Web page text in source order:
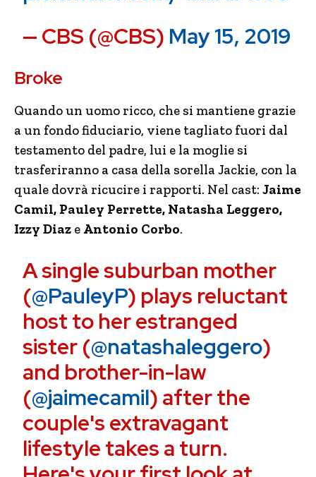
— CBS (@CBS) May 15, 2019
Broke
Quando un uomo ricco, che si mantiene grazie
a un fondo fiduciario, viene tagliato fuori dal
testamento del padre, lui e la moglie si
trasferiranno a casa della sorella Jackie, con la
quale dovrà ricucire i rapporti. Nel cast: Jaime
Camil, Pauley Perrette, Natasha Leggero,
Izzy Diaz e Antonio Corbo.
A single suburban mother
(@PauleyP) plays reluctant
host to her estranged
sister (@natashaleggero)
and brother-in-law
(@jaimecamil) after the
couple's extravagant
lifestyle takes a turn.